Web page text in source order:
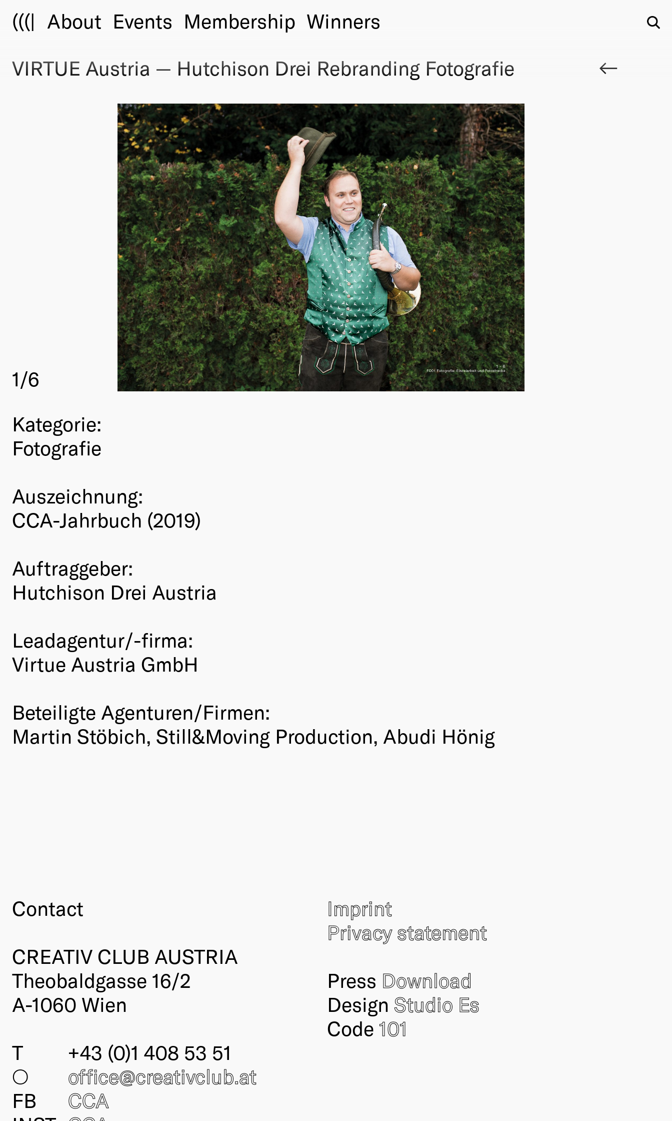
(((| About Events Membership Winners
VIRTUE Austria — Hutchison Drei Rebranding Fotografie
1/6
Kategorie:
Fotografie
Auszeichnung:
CCA-Jahrbuch (2019)
Auftraggeber:
Hutchison Drei Austria
Leadagentur/-firma:
Virtue Austria GmbH
Beteiligte Agenturen/Firmen:
Martin Stöbich, Still&Moving Production, Abudi Hönig
Contact
CREATIV CLUB AUSTRIA
Theobaldgasse 16/2
A-1060 Wien
T
+43 (0)1 408 53 51
○
office@creativclub.at
FB
CCA
Imprint
Privacy statement
Press Download
Design Studio Es
Code 101